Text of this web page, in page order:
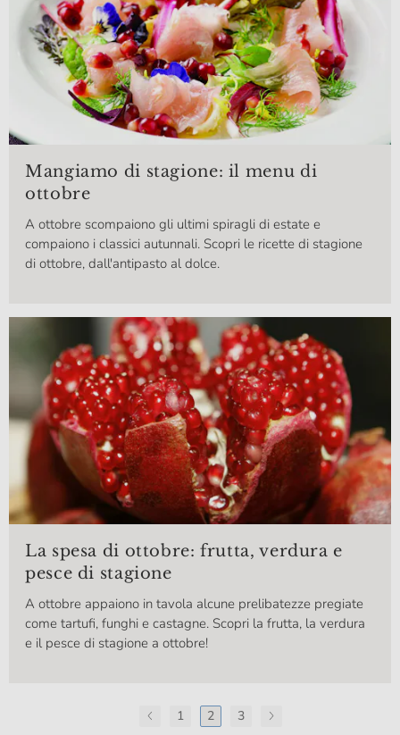
Mangiamo di stagione: il menu di
ottobre
A ottobre scompaiono gli ultimi spiragli di estate e
compaiono i classici autunnali. Scopri le ricette di stagione
di ottobre, dall'antipasto al dolce.
La spesa di ottobre: frutta, verdura e
pesce di stagione
A ottobre appaiono in tavola alcune prelibatezze pregiate
come tartufi, funghi e castagne. Scopri la frutta, la verdura
e il pesce di stagione a ottobre!
1 2 3